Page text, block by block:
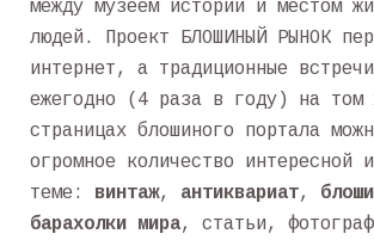
между музеем истории и местом
людей. Проект БЛОШИНЫЙ РЫНОК
интернет, а традиционные
ежегодно (4 раза в году) на том
страницах блошиного портала
огромное количество интересной
теме: винтаж, антиквариат,
барахолки мира, статьи,